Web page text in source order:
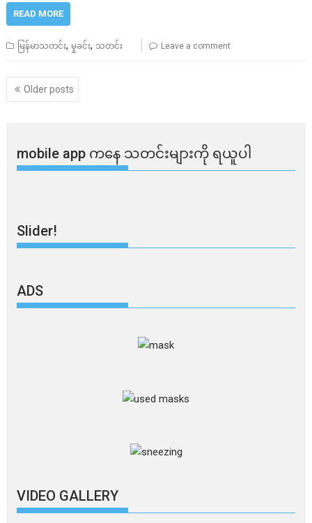
READ MORE
မြန်မာသတင်း,မှုခင်း, သတင်း Leave a comment
Posts
navigation
Older posts
mobile app ​​ကနေ ​​သတင်းများကို ရယူပါ
Slider!
ADS
VIDEO GALLERY